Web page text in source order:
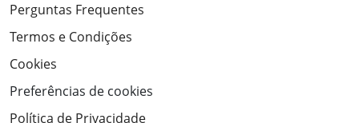
Perguntas Frequentes
Termos e Condições
Cookies
Preferências de cookies
Política de Privacidade